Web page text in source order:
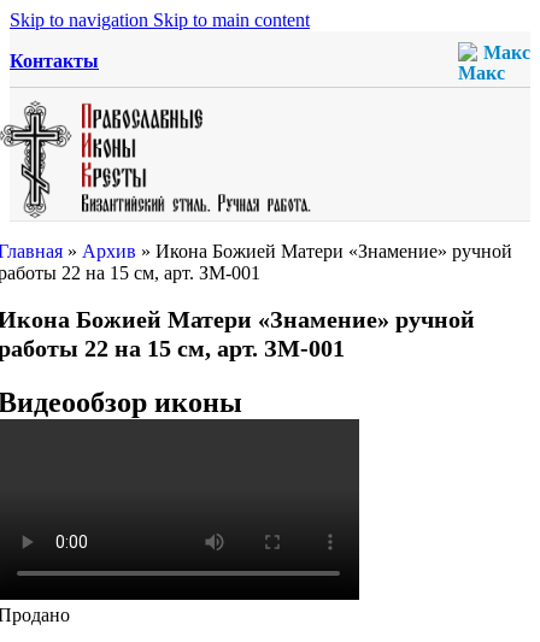
Skip to navigation Skip to main content
Контакты
Макс
» Архив » Икона Божией Матери «Знамение» ручной
22 на 15 см, арт. ЗМ-001
Божией Матери «Знамение» ручной
22 на 15 см, арт. ЗМ-001
иконы